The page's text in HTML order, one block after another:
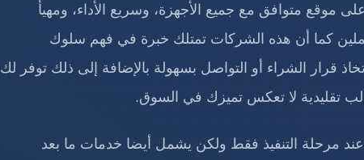
متوافق مع جميع الأجهزة، وسريع الأداء، ومهيأ
كما أن هذه الشركات تمتلك خبرة في فهم سلوك
قرار الشراء أو التواصل بسهولة بالإضافة إلى ذلك توفر لك
تقليدية لا تعكس تميزك في السوق.
مرحلة التنفيذ فقط ولكن يشمل أيضا خدمات ما بعد